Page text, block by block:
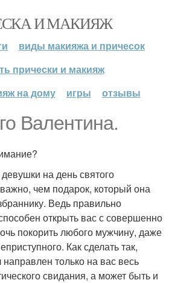
И МАКИЯЖ
виды макияжа и причесок
прически и макияж
на дому
игры отзывы
Валентина.
на день святого
чем подарок, который она
Ведь правильно
открыть вас с совершенно
покорить любого мужчину, даже
Как сделать так,
только на вас весь
свидания, а может быть и